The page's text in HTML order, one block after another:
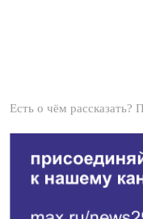
Есть о чём рассказать?